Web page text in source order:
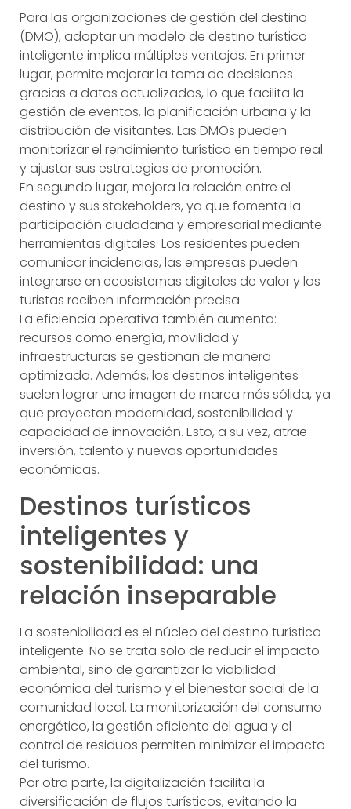
Para las organizaciones de gestión del destino
(DMO), adoptar un modelo de destino turístico
inteligente implica múltiples ventajas. En primer
lugar, permite mejorar la toma de decisiones
gracias a datos actualizados, lo que facilita la
gestión de eventos, la planificación urbana y la
distribución de visitantes. Las DMOs pueden
monitorizar el rendimiento turístico en tiempo real
y ajustar sus estrategias de promoción.
En segundo lugar, mejora la relación entre el
destino y sus stakeholders, ya que fomenta la
participación ciudadana y empresarial mediante
herramientas digitales. Los residentes pueden
comunicar incidencias, las empresas pueden
integrarse en ecosistemas digitales de valor y los
turistas reciben información precisa.
La eficiencia operativa también aumenta:
recursos como energía, movilidad y
infraestructuras se gestionan de manera
optimizada. Además, los destinos inteligentes
suelen lograr una imagen de marca más sólida, ya
que proyectan modernidad, sostenibilidad y
capacidad de innovación. Esto, a su vez, atrae
inversión, talento y nuevas oportunidades
económicas.
Destinos turísticos
inteligentes y
sostenibilidad: una
relación inseparable
La sostenibilidad es el núcleo del destino turístico
inteligente. No se trata solo de reducir el impacto
ambiental, sino de garantizar la viabilidad
económica del turismo y el bienestar social de la
comunidad local. La monitorización del consumo
energético, la gestión eficiente del agua y el
control de residuos permiten minimizar el impacto
del turismo.
Por otra parte, la digitalización facilita la
diversificación de flujos turísticos, evitando la